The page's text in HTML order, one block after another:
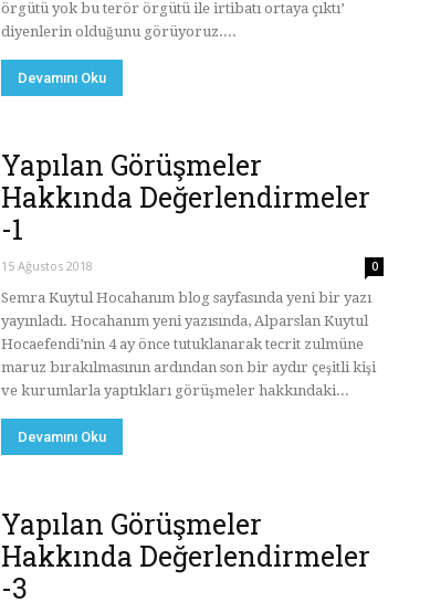
örgütü yok bu terör örgütü ile irtibatı ortaya çıktı’
diyenlerin olduğunu görüyoruz....
Devamını Oku
Yapılan Görüşmeler
Hakkında Değerlendirmeler
-1
15 Ağustos 2018 0
Semra Kuytul Hocahanım blog sayfasında yeni bir yazı
yayınladı. Hocahanım yeni yazısında, Alparslan Kuytul
Hocaefendi’nin 4 ay önce tutuklanarak tecrit zulmüne
maruz bırakılmasının ardından son bir aydır çeşitli kişi
ve kurumlarla yaptıkları görüşmeler hakkındaki...
Devamını Oku
Yapılan Görüşmeler
Hakkında Değerlendirmeler
-3